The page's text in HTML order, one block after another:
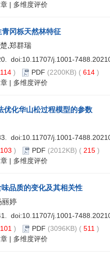
| 多维度评价
冈栎天然林特征
,郑群瑞
doi:10.11707/j.1001-
114 ) PDF (2200KB) ( 614 )
| 多维度评价
优化华山松过程模型的参数
doi:10.11707/j.1001-
103 ) PDF (2012KB) ( 215 )
| 多维度评价
品质的变化及其相关性
丽婷
doi:10.11707/j.1001-
101 ) PDF (3096KB) ( 511 )
| 多维度评价